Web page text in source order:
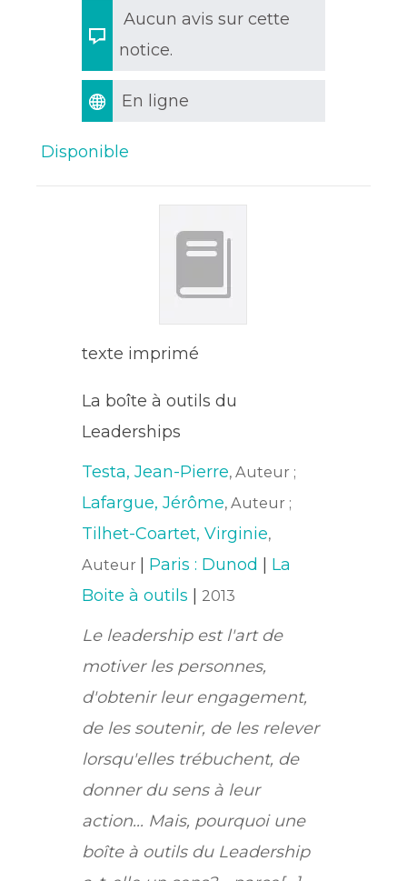
Aucun avis sur cette
notice.
En ligne
Disponible
texte imprimé
La boîte à outils du
Leaderships
Testa, Jean-Pierre, Auteur ;
Lafargue, Jérôme, Auteur ;
Tilhet-Coartet, Virginie,
Auteur
Paris : Dunod
La
Boite à outils
2013
Le leadership est l'art de
motiver les personnes,
d'obtenir leur engagement,
de les soutenir, de les relever
lorsqu'elles trébuchent, de
donner du sens à leur
action... Mais, pourquoi une
boîte à outils du Leadership